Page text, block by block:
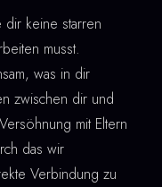
dir keine starren
musst.
was in dir
zwischen dir und
mit Eltern
das wir
Verbindung zu